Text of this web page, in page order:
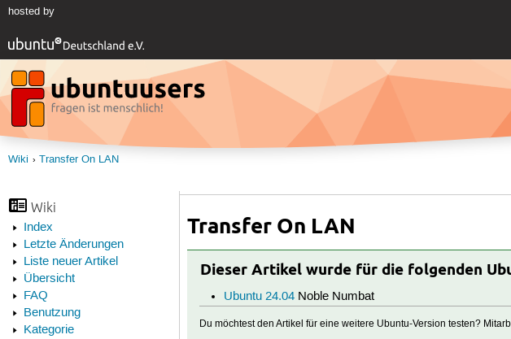
hosted by
Wiki Transfer On LAN
Wiki
Index
Letzte Änderungen
Liste neuer Artikel
Übersicht
FAQ
Benutzung
Kategorie
Transfer On LAN
Dieser Artikel wurde für die folgenden
Ubuntu 24.04Noble Numbat
Du möchtest den Artikel für eine weitere Ubuntu-Version testen?